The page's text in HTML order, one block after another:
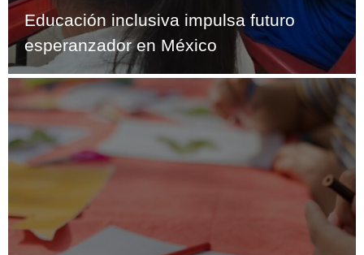
Educación inclusiva impulsa futuro
esperanzador en México